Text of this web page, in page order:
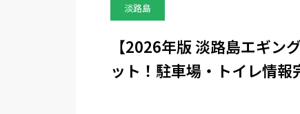
淡路島
【2026年版 淡路島エギン
ット！駐車場・トイレ情報